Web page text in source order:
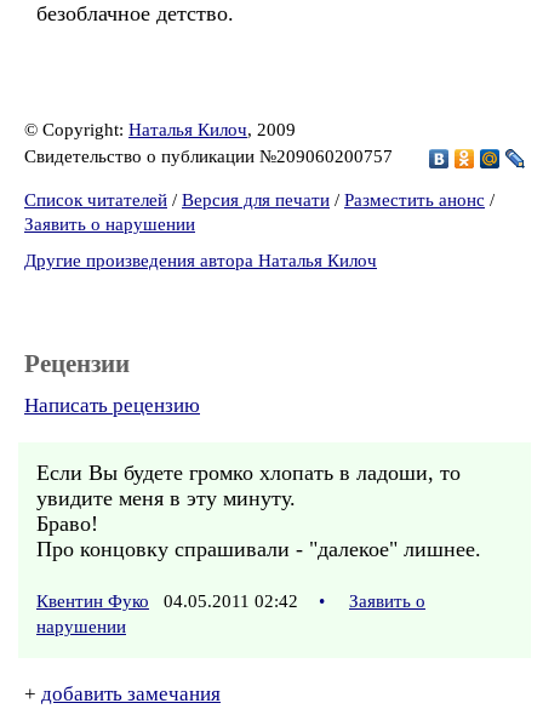
безоблачное детство.
© Copyright: Наталья Килоч, 2009
Свидетельство о публикации №209060200757
Список читателей / Версия для печати / Разместить анонс /
Заявить о нарушении
Другие произведения автора Наталья Килоч
Рецензии
Написать рецензию
Если Вы будете громко хлопать в ладоши, то
увидите меня в эту минуту.
Браво!
Про концовку спрашивали - "далекое" лишнее.
Квентин Фуко 04.05.2011 02:42 •
Заявить о
нарушении
+ добавить замечания